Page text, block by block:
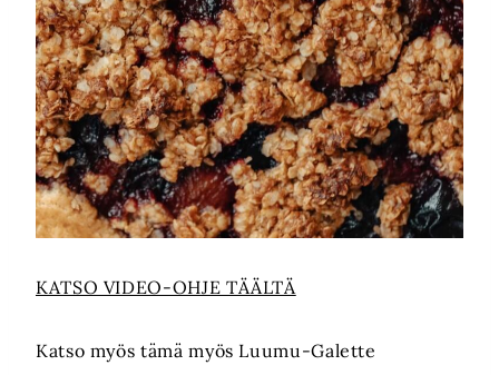
KATSO VIDEO-OHJE TÄÄLTÄ
Katso myös tämä myös Luumu-Galette